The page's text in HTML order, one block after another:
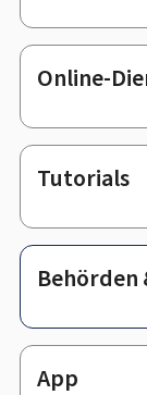
Online-
Tutorials
Behörden
App